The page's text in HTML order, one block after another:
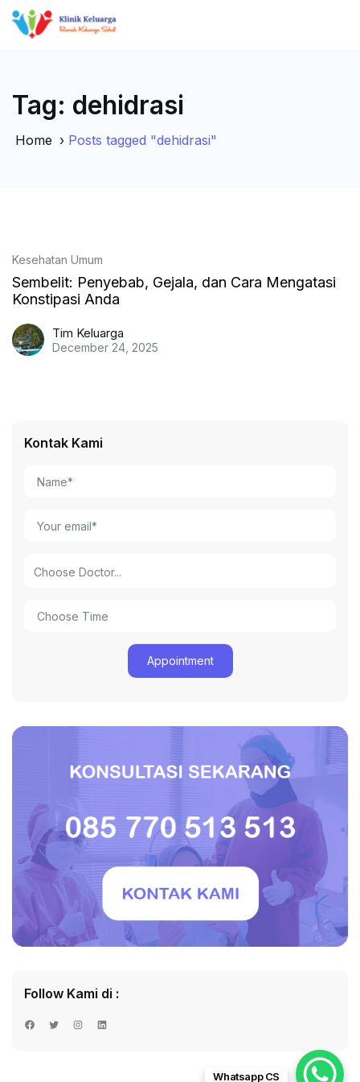
Tag: dehidrasi
Home › Posts tagged "dehidrasi"
Kesehatan Umum
Sembelit: Penyebab, Gejala, dan Cara Mengatasi
Konstipasi Anda
Tim Keluarga
December 24, 2025
Kontak Kami
Follow Kami di :
Facebook
TwitterInstagram
Whatsapp CS